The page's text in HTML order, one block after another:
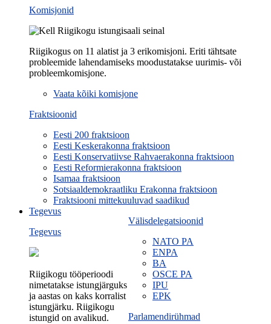
Komisjonid
Riigikogus on 11 alatist ja 3 erikomisjoni. Eriti tähtsate
probleemide lahendamiseks moodustatakse uurimis- või
probleemkomisjone.
Vaata kõiki komisjone
Fraktsioonid
Eesti 200 fraktsioon
Eesti Keskerakonna fraktsioon
Eesti Konservatiivse Rahvaerakonna fraktsioon
Eesti Reformierakonna fraktsioon
Isamaa fraktsioon
Sotsiaaldemokraatliku Erakonna fraktsioon
Fraktsiooni mittekuuluvad saadikud
Välisdelegatsioonid
NATO PA
ENPA
BA
OSCE PA
IPU
EPK
Parlamendirühmad
Tegevus
Tegevus
Riigikogu tööperioodi
nimetatakse istungjärguks
ja aastas on kaks korralist
istungjärku. Riigikogu
istungid on avalikud.